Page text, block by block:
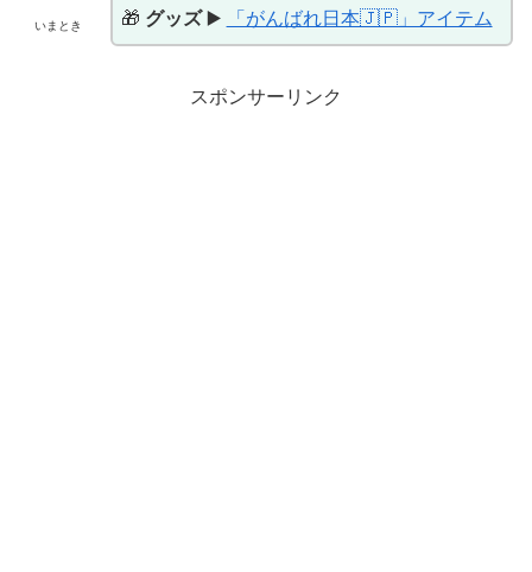
いまとき
🎁 グッズ▶️ 「がんばれ日本🇯🇵」アイテム
スポンサーリンク